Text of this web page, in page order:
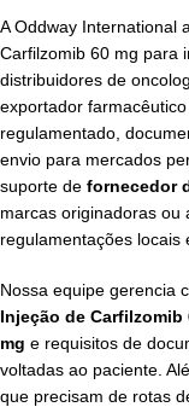
A Oddway International
Carfilzomib 60 mg para
distribuidores de
exportador
regulamentado,
envio para mercados
suporte de fornecedor
marcas originadoras ou
regulamentações locais
Nossa equipe gerencia
Injeção de Carfilzomib
mg e requisitos de
voltadas ao paciente.
que precisam de rotas